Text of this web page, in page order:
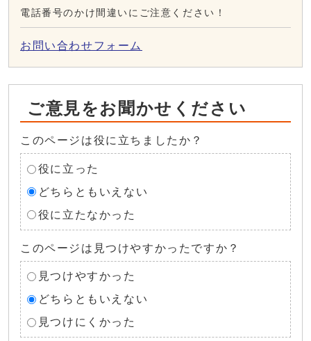
電話番号のかけ間違いにご注意ください！
お問い合わせフォーム
ご意見をお聞かせください
このページは役に立ちましたか？
役に立った
どちらともいえない
役に立たなかった
このページは見つけやすかったですか？
見つけやすかった
どちらともいえない
見つけにくかった